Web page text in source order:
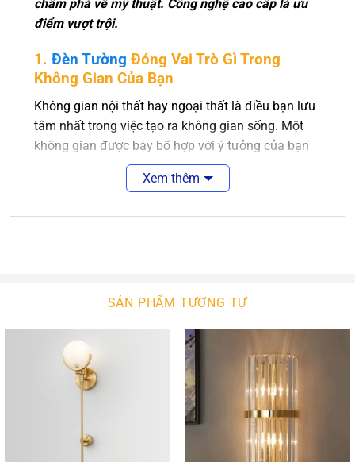
chấm phá về mỹ thuật. Công nghệ cao cấp là ưu
điểm vượt trội.
1. Đèn Tường Đóng Vai Trò Gì Trong
Không Gian Của Bạn
Không gian nội thất hay ngoại thất là điều bạn lưu
tâm nhất trong việc tạo ra không gian sống. Một
không gian được bày bố hợp với ý tưởng của bạn
là điều tuyệt vời. Sẽ tuyệt vời hơn nếu không gian
ấy được màu sắc của ánh sáng chiếu rọi.
Đèn tường hiện đại là sự lựa chọn hợp lý cho các
thêm xinh đẹp. Với công nghê chiếu sáng hiện đại,
Đèn Tường An An Decor
An An Decor luôn tìm kiếm để nhập khẩu các mẫu
đèn tường hiện đại chất lượng cao. Bên cạnh đó,
chúng tôi còn tự thiết kế và sản xuất các mẫu đèn
tường theo ý tưởng khách hàng đưa ra. Chúng tôi
Xem thêm
SẢN PHẨM TƯƠNG TỰ